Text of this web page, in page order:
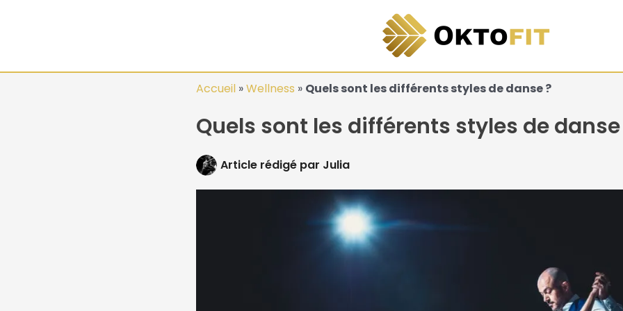
Accueil »Wellness » Quels sont les différents styles de danse ?
Quels sont les différents styles de danse
Article rédigé par Julia